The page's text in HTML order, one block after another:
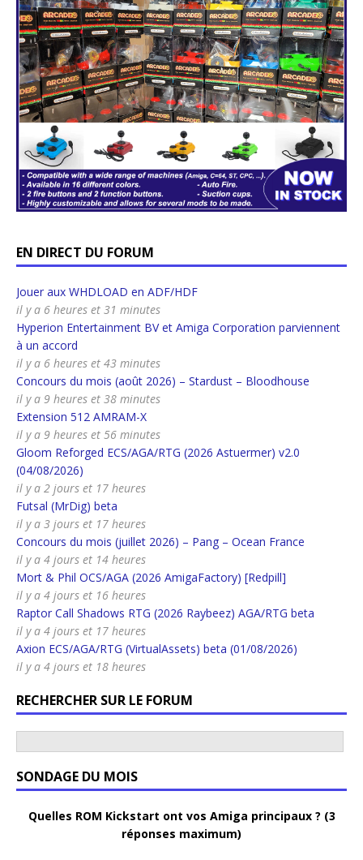
EN DIRECT DU FORUM
Jouer aux WHDLOAD en ADF/HDF
il y a 6 heures et 31 minutes
Hyperion Entertainment BV et Amiga Corporation parviennent
à un accord
il y a 6 heures et 43 minutes
Concours du mois (août 2026) – Stardust – Bloodhouse
il y a 9 heures et 38 minutes
Extension 512 AMRAM-X
il y a 9 heures et 56 minutes
Gloom Reforged ECS/AGA/RTG (2026 Astuermer) v2.0
(04/08/2026)
il y a 2 jours et 17 heures
Futsal (MrDig) beta
il y a 3 jours et 17 heures
Concours du mois (juillet 2026) – Pang – Ocean France
il y a 4 jours et 14 heures
Mort & Phil OCS/AGA (2026 AmigaFactory) [Redpill]
il y a 4 jours et 16 heures
Raptor Call Shadows RTG (2026 Raybeez) AGA/RTG beta
il y a 4 jours et 17 heures
Axion ECS/AGA/RTG (VirtualAssets) beta (01/08/2026)
il y a 4 jours et 18 heures
RECHERCHER SUR LE FORUM
SONDAGE DU MOIS
Quelles ROM Kickstart ont vos Amiga principaux ? (3
réponses maximum)